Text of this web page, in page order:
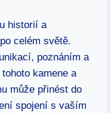
historií a
celém světě.
poznáním a
kamene a
může přinést do
spojení s vaším